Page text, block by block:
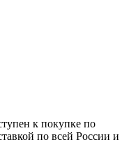
к покупке по
по всей России и